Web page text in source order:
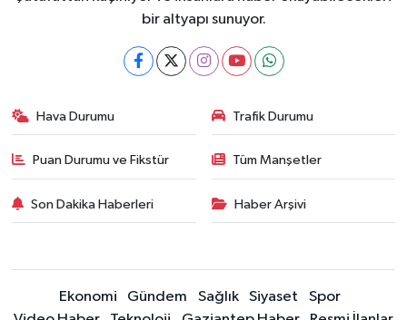
bir altyapı sunuyor.
Hava Durumu Trafik Durumu
Puan Durumu ve Fikstür Tüm Manşetler
Son Dakika Haberleri Haber Arşivi
Ekonomi Gündem Sağlık Siyaset
Spor